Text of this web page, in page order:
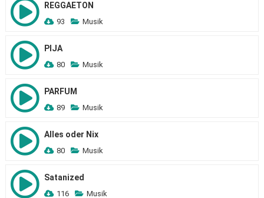
REGGAETON
93 Musik
PIJA
80 Musik
PARFUM
89 Musik
Alles oder Nix
80 Musik
Satanized
116 Musik